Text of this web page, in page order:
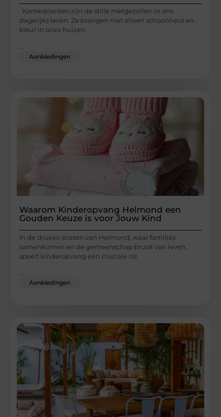
Kamerplanten zijn de stille metgezellen in ons
dagelijks leven. Ze brengen niet alleen schoonheid en
kleur in onze huizen,
Aanbiedingen
Waarom Kinderopvang Helmond een
Gouden Keuze is voor Jouw Kind
In de drukke straten van Helmond, waar families
samenkomen en de gemeenschap bruist van leven,
speelt kinderopvang een cruciale rol
Aanbiedingen